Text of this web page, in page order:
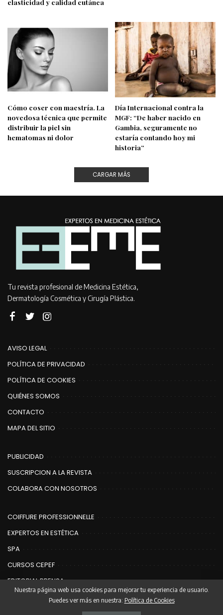
elasticidad y calidad cutánea
Cómo coser con maestría. La
novedosa técnica que permite
distribuir la piel sin
hematomas ni dolor
Día Internacional contra la
MGF: “De haber nacido en
Gambia, seguramente no
estaría contando hoy mi
historia”
CARGAR MÁS
Tu revista profesional de Medicina Estética,
Dermatología Cosmética y Cirugía Plástica.
AVISO LEGAL
POLÍTICA DE PRIVACIDAD
POLÍTICA DE COOKIES
QUIÉNES SOMOS
CONTACTO
MAPA DEL SITIO
PUBLICIDAD
SUSCRIPCION A LA REVISTA
COLABORA CON NOSOTROS
COIFFURE PROFESSIONNELLE
EXPERTOS EN ESTÉTICA
SPA
CURSOS CEPEF
EDITORIAL PRENSA
Nuestra página web usa cookies para mejorar tu experiencia de usuario.
Puedes ver más en nuestra: Política de Cookies